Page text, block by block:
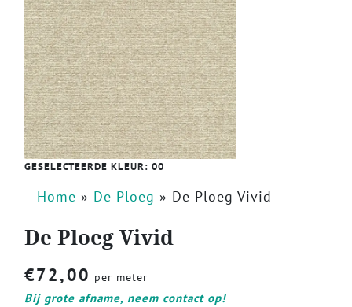
GESELECTEERDE KLEUR: 00
Home » De Ploeg » De Ploeg Vivid
De Ploeg Vivid
€72,00 per meter
Bij grote afname, neem contact op!